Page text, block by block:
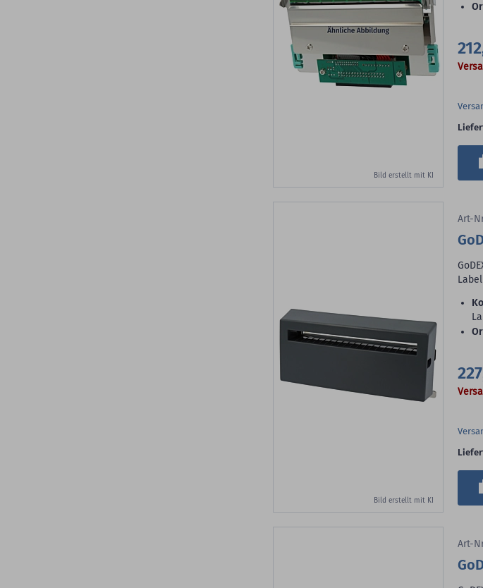
Bild erstellt mit KI
Bild erstellt mit KI
Art-
Art-